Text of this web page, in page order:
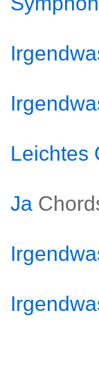
Leichtes
Ja